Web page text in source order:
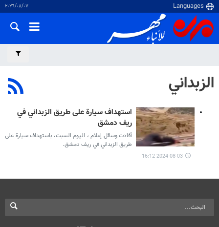
٠٧‏/٠٨‏/٢٠٢٦
الزبداني
استهداف سيارة على طريق الزبداني في
ريف دمشق
أفادت وسائل إعلام ، اليوم السبت، باستهداف سيارة على
طريق الزبداني في ريف دمشق.
2024-08-03 16:12